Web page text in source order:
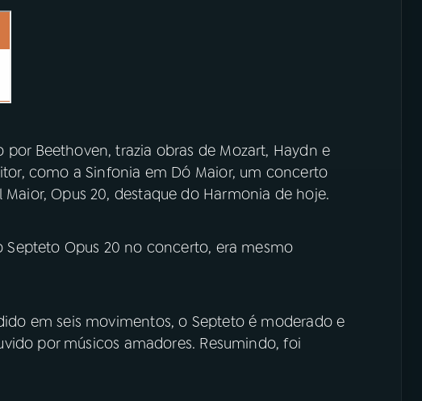
Beethoven, trazia obras de Mozart, Haydn e
como a Sinfonia em Dó Maior, um concerto
Opus 20, destaque do Harmonia de hoje.
Opus 20 no concerto, era mesmo
em seis movimentos, o Septeto é moderado e
por músicos amadores. Resumindo, foi